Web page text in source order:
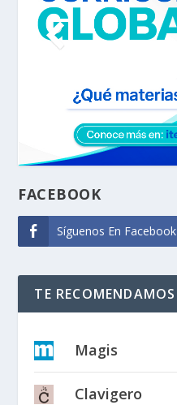
FACEBOOK
Síguenos En Facebook
TE RECOMENDAMOS
Magis
Clavigero